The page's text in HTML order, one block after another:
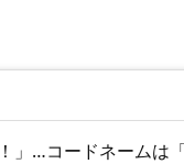
」…コードネームは「